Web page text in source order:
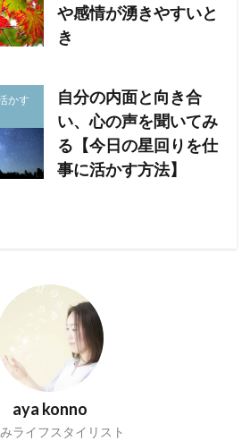
や感情が湧きやすいと
き
かす
自分の内面と向き合
い、心の声を聞いてみ
る【今日の星回りを仕
事に活かす方法】
aya konno
ライフスタイリスト